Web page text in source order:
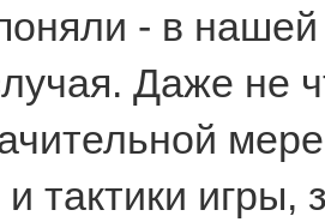
- в нашей
Даже не
и тактики